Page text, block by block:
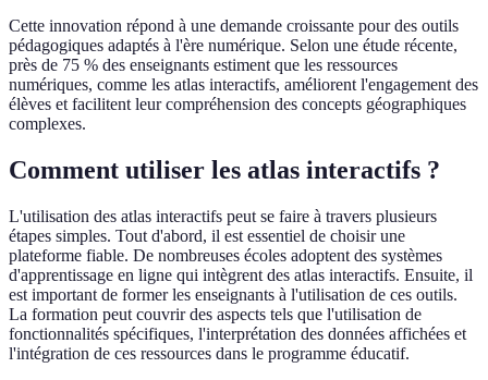
Cette innovation répond à une demande croissante pour des outils
pédagogiques adaptés à l'ère numérique. Selon une étude récente,
près de 75 % des enseignants estiment que les ressources
numériques, comme les atlas interactifs, améliorent l'engagement des
élèves et facilitent leur compréhension des concepts géographiques
complexes.
Comment utiliser les atlas interactifs ?
L'utilisation des atlas interactifs peut se faire à travers plusieurs
étapes simples. Tout d'abord, il est essentiel de choisir une
plateforme fiable. De nombreuses écoles adoptent des systèmes
d'apprentissage en ligne qui intègrent des atlas interactifs. Ensuite, il
est important de former les enseignants à l'utilisation de ces outils.
La formation peut couvrir des aspects tels que l'utilisation de
fonctionnalités spécifiques, l'interprétation des données affichées et
l'intégration de ces ressources dans le programme éducatif.